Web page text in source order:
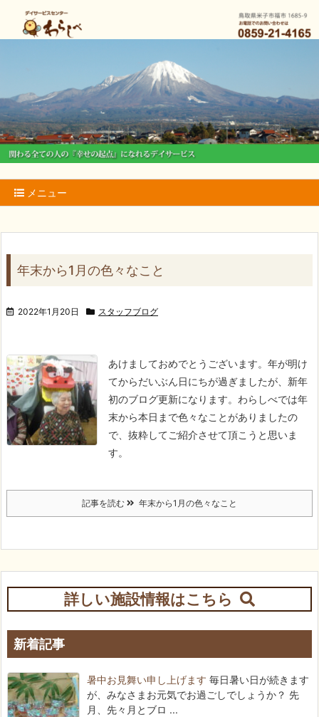
メニュー
年末から1月の色々なこと
2022年1月20日 スタッフブログ
あけましておめでとうございます。 年が明け
てからだいぶん日にちが過ぎましたが、新年
初のブログ更新になります。 わらしべでは年
末から本日まで色々なことがありましたの
で、抜粋してご紹介させて頂こうと思いま
す。
記事を読む 年末から1月の色々なこと
詳しい施設情報はこちら
新着記事
暑中お見舞い申し上げます 毎日暑い日が続きます
が、みなさまお元気でお過ごしでしょうか？ 先
月、先々月とブロ ...